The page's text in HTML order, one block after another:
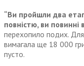
“Ви пройшли два
повністю, ви
перехопило подих.
вимагала ще 18 000
пусто.